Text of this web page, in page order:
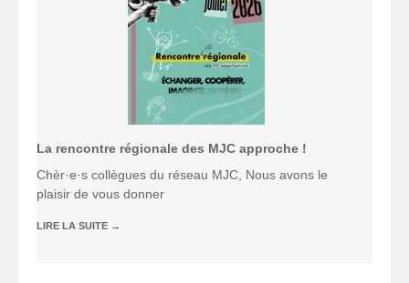
La rencontre régionale des MJC approche !
Chèr·e·s collègues du réseau MJC, Nous avons le
plaisir de vous donner
LIRE LA SUITE →